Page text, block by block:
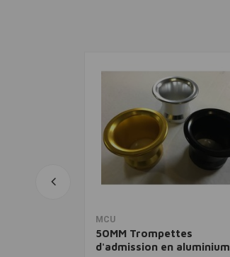
MCU
50MM Trompettes
d'admission en aluminium